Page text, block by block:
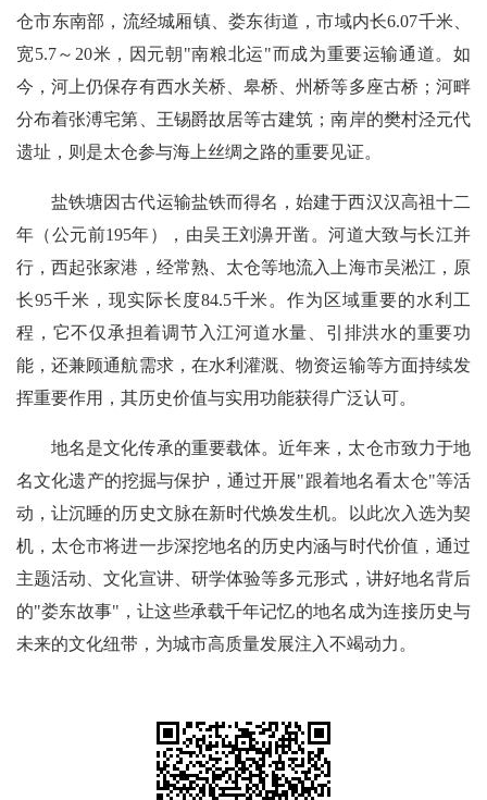
仓市东南部，流经城厢镇、娄东街道，市域内长6.07千米、
宽5.7～20米，因元朝"南粮北运"而成为重要运输通道。如
今，河上仍保存有西水关桥、皋桥、州桥等多座古桥；河畔
分布着张溥宅第、王锡爵故居等古建筑；南岸的樊村泾元代
遗址，则是太仓参与海上丝绸之路的重要见证。
盐铁塘因古代运输盐铁而得名，始建于西汉汉高祖十二
年（公元前195年），由吴王刘濞开凿。河道大致与长江并
行，西起张家港，经常熟、太仓等地流入上海市吴淞江，原
长95千米，现实际长度84.5千米。作为区域重要的水利工
程，它不仅承担着调节入江河道水量、引排洪水的重要功
能，还兼顾通航需求，在水利灌溉、物资运输等方面持续发
挥重要作用，其历史价值与实用功能获得广泛认可。
地名是文化传承的重要载体。近年来，太仓市致力于地
名文化遗产的挖掘与保护，通过开展"跟着地名看太仓"等活
动，让沉睡的历史文脉在新时代焕发生机。以此次入选为契
机，太仓市将进一步深挖地名的历史内涵与时代价值，通过
主题活动、文化宣讲、研学体验等多元形式，讲好地名背后
的"娄东故事"，让这些承载千年记忆的地名成为连接历史与
未来的文化纽带，为城市高质量发展注入不竭动力。